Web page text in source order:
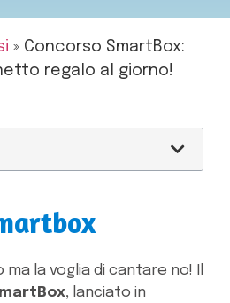
» Concorso SmartBox:
regalo al giorno!
la voglia di cantare no! Il
, lanciato in